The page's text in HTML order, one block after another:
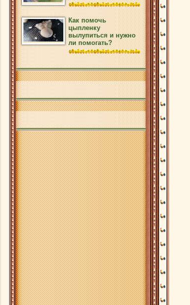
Как помочь
цыпленку
вылупиться и нужно
ли помогать?